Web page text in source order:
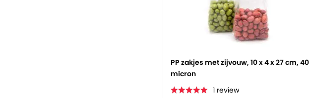
PP zakjes met zijvouw, 10 x 4 x 27 cm, 40
micron
1 review